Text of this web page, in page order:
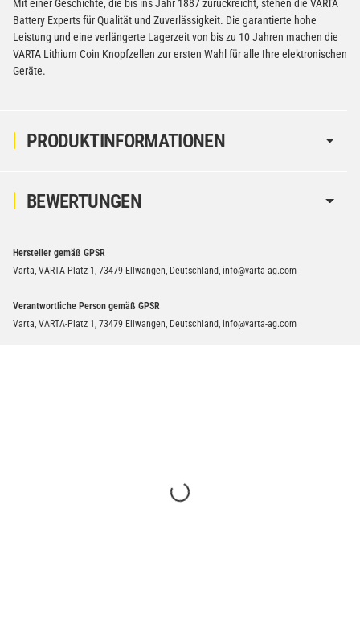
PRODUKTINFORMATIONEN
Mit einer Geschichte, die bis ins Jahr 1887 zurückreicht, stehen die VARTA
Battery Experts für Qualität und Zuverlässigkeit. Die garantierte hohe
Leistung und eine verlängerte Lagerzeit von bis zu 10 Jahren machen die
VARTA Lithium Coin Knopfzellen zur ersten Wahl für alle Ihre elektronischen
Geräte.
BEWERTUNGEN
Hersteller gemäß GPSR
Varta, VARTA-Platz 1, 73479 Ellwangen, Deutschland, info@varta-ag.com
Verantwortliche Person gemäß GPSR
Varta, VARTA-Platz 1, 73479 Ellwangen, Deutschland, info@varta-ag.com